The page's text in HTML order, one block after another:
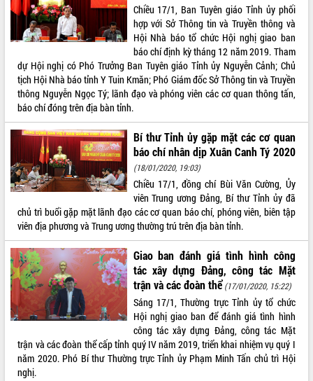
Trailer Lễ hội Sầu riêng Đắk Lắk năm
2026
Khám bệnh, cấp phát thuốc miễn phí
và tặng quà người dân xã Cư Pui
Hội nghị UBND tỉnh Đắk Lắk thường kỳ
tháng 7/2026
Lễ truy tặng danh hiệu “Bà Mẹ Việt
Nam Anh hùng” và trao Huân chương
UBND tỉnh Đắk Lắk triển khai nhiệm
vụ 6 tháng cuối năm 2026
Kỳ họp thứ Hai, Hội đồng nhân dân
tỉnh khóa XI quyết nghị nhiều nội dung
quan trọng
Bí thư Tỉnh ủy Lương Nguyễn Minh
Triết thăm, tặng quà người có công với
Rà soát, hoàn thiện hệ thống thiết chế
văn hóa, thể thao đáp ứng yêu cầu
phát triển mới
ALBUM ẢNH
Chiều 17/1, Ban Tuyên giáo Tỉnh ủy phối
hợp với Sở Thông tin và Truyền thông và
Hội Nhà báo tổ chức Hội nghị giao ban
báo chí định kỳ tháng 12 năm 2019. Tham
dự Hội nghị có Phó Trưởng Ban Tuyên giáo Tỉnh ủy Nguyễn Cảnh; Chủ
tịch Hội Nhà báo tỉnh Y Tuin Kmăn; Phó Giám đốc Sở Thông tin và Truyền
thông Nguyễn Ngọc Tý; lãnh đạo và phóng viên các cơ quan thông tấn,
báo chí đóng trên địa bàn tỉnh.
Bí thư Tỉnh ủy gặp mặt các cơ quan
báo chí nhân dịp Xuân Canh Tý 2020
(18/01/2020, 19:03)
Chiều 17/1, đồng chí Bùi Văn Cường, Ủy
viên Trung ương Đảng, Bí thư Tỉnh ủy đã
chủ trì buổi gặp mặt lãnh đạo các cơ quan báo chí, phóng viên, biên tập
viên địa phương và Trung ương thường trú trên địa bàn tỉnh.
Giao ban đánh giá tình hình công
tác xây dựng Đảng, công tác Mặt
trận và các đoàn thể (17/01/2020, 15:22)
Sáng 17/1, Thường trực Tỉnh ủy tổ chức
Hội nghị giao ban để đánh giá tình hình
công tác xây dựng Đảng, công tác Mặt
trận và các đoàn thể cấp tỉnh quý IV năm 2019, triển khai nhiệm vụ quý I
năm 2020. Phó Bí thư Thường trực Tỉnh ủy Phạm Minh Tấn chủ trì Hội
nghị.